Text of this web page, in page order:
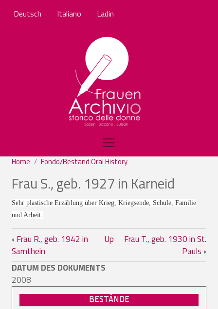
Deutsch Italiano Ladin
Home Fondo/Bestand Oral History
Frau S., geb. 1927 in Karneid
Sehr plastische Erzählung über Krieg, Kriegsende, Schule, Familie
und Arbeit.
Book traversal links for Frau S., geb.
‹ Frau R., geb. 1942 in
Sarnthein
Up
Frau T., geb. 1930 in St.
Pauls ›
DATUM DES DOKUMENTS
2008
BESTÄNDE